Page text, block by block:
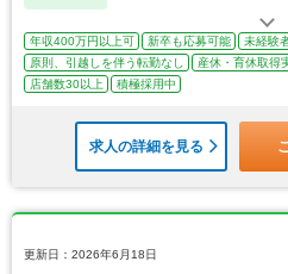
年収400万円以上可 新卒も応募可能
未経験
原則、引越しを伴う転勤なし
産休・育休取得
店舗数30以上
積極採用中
求人の詳細を見る
更新日：2026年6月18日